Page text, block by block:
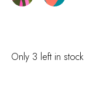
Only 3 left in stock